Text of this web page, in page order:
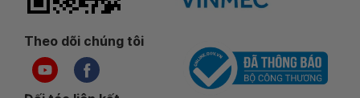
Theo dõi chúng tôi